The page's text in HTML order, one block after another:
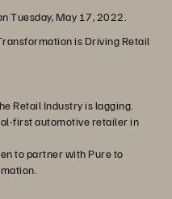
Tuesday, May 17, 2022.
is Driving Retail
Retail Industry is lagging.
first automotive retailer in
to partner with Pure to